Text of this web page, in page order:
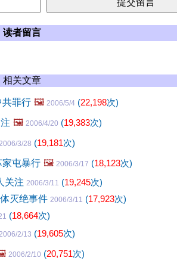
读者留言
相关文章
共罪行 🖼️ 2006/5/4 (22,198次)
🖼️ 2006/4/20 (19,383次)
3/28 (19,181次)
家屯暴行 🖼️ 2006/3/17 (18,123次)
关注 2006/3/11 (19,245次)
灭绝事件 2006/3/11 (17,923次)
(18,664次)
2/13 (19,605次)
2006/2/10 (20,751次)